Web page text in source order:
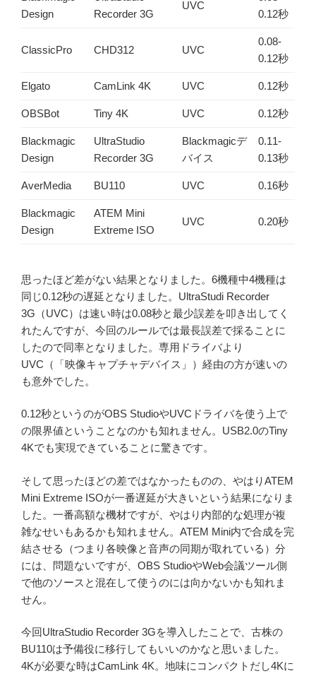
Design
Recorder 3G
UVC
0.12秒
ClassicPro CHD312 UVC
0.08-
0.12秒
Elgato CamLink 4K UVC 0.12秒
OBSBot Tiny 4K UVC 0.12秒
Blackmagic
Design
UltraStudio
Recorder 3G
Blackmagicデ
バイス
0.11-
0.13秒
AverMedia BU110 UVC 0.16秒
Blackmagic
Design
ATEM Mini
Extreme ISO
UVC 0.20秒
思ったほど差がない結果となりました。6機種中4機種は
同じ0.12秒の遅延となりました。UltraStudi Recorder
3G（UVC）は速い時は0.08秒と最少誤差を叩き出してく
れたんですが、今回のルールでは最長誤差で採ることに
したので同率となりました。専用ドライバより
UVC（「映像キャプチャデバイス」）経由の方が速いの
も意外でした。
0.12秒というのがOBS StudioやUVCドライバを使う上で
の限界値ということなのかも知れません。USB2.0のTiny
4Kでも実現できていることに驚きです。
そして思ったほどの差ではなかったものの、やはりATEM
Mini Extreme ISOが一番遅延が大きいという結果になりま
した。一番高額な機材ですが、やはり内部的な処理が複
雑なせいもあるかも知れません。ATEM Mini内で合成を完
結させる（つまり各映像と音声の同期が取れている）分
には、問題ないですが、OBS StudioやWeb会議ツール側
で他のソースと混在して使うのには向かないかも知れま
せん。
今回UltraStudio Recorder 3Gを導入したことで、古株の
BU110は予備役に移行してもいいのかなと思いました。
4Kが必要な時はCamLink 4K。地味にコンパクトだし4Kに